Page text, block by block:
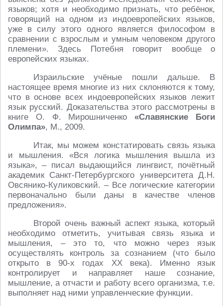
языков; хотя и необходимо признать, что ребёнок,
говорящий на одном из индоевропейских языков,
уже в силу этого одного является философом в
сравнении с взрослым и умным человеком другого
племени». Здесь Потебня говорит вообще о
европейских языках.
Израильские учёные пошли дальше. В
настоящее время многие из них склоняются к тому,
что в основе всех индоевропейских языков лежит
язык русский. Доказательства этого рассмотрены в
книге О. Ф. Мирошниченко«Славянские Боги
Олимпа», М., 2009.
Итак, мы можем констатировать связь языка
и мышления. «Вся логика мышления вышла из
языка», – писал выдающийся лингвист, почётный
академик Санкт-Петербургского университета Д.Н.
Овсянико-Куликовский. – Все логические категории
первоначально были даны в качестве членов
предложения».
Второй очень важный аспект языка, который
необходимо отметить, учитывая связь языка и
мышления, – это то, что можно через язык
осуществлять контроль за сознанием (что было
открыто в 90-х годах XX века). Именно язык
контролирует и направляет наше сознание,
мышление, а отчасти и работу всего организма, т.е.
выполняет над ними управленческие функции.